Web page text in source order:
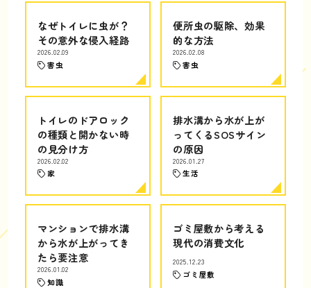
なぜトイレに虫が？
その意外な侵入経路
2026.02.09
害虫
便所虫の駆除、効果
的な方法
2026.02.08
害虫
トイレのドアロック
の種類と開かない時
の見分け方
2026.02.02
家
排水溝から水が上が
ってくるSOSサイン
の原因
2026.01.27
生活
マンションで排水溝
から水が上がってき
たら要注意
2026.01.02
知識
ゴミ屋敷から考える
現代の消費文化
2025.12.23
ゴミ屋敷